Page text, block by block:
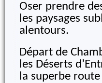
Oser prendre
les paysages
alentours.
Départ de
les Déserts
la superbe route